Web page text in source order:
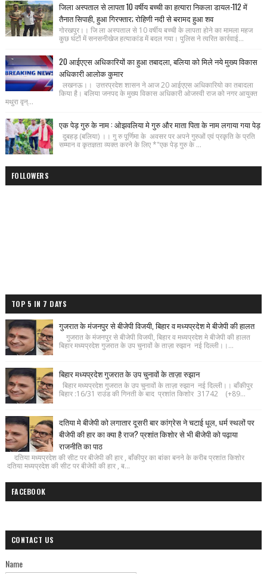
जिला अस्पताल से लापता 10 वर्षीय बच्ची का हत्यारा निकला डायल-112 में
तैनात सिपाही, हुआ गिरफ्तार; रोहिणी नदी से बरामद हुआ शव
गोरखपुर।। जि ला अस्पताल से 10 वर्षीय बच्ची के लापता होने का मामला महज
कुछ घंटों में सनसनीखेज हत्याकांड में बदल गया। पुलिस ने त्वरित कार्रवाई...
20 आईएएस अधिकारियों का हुआ तबादला, बलिया को मिले नये मुख्य विकास
अधिकारी आलोक कुमार
लखनऊ।। उत्तरप्रदेश शासन ने आज 20 आईएएस अधिकारियो का तबादला
किया है। बलिया जनपद के मुख्य विकास अधिकारी ओजस्वी राज को नगर आयुक्त
मथुरा वृन्...
एक पेड़ गुरु के नाम : ओझवलिया मे गुरु और माता पिता के नाम लगाया गया पेड़
दुबहड़ (बलिया) ।। गु रु पूर्णिमा के अवसर पर अपने गुरुओं एवं प्रकृति के प्रति
सम्मान व कृतज्ञता व्यक्त करने के लिए *"एक पेड़ गुरु के ...
FOLLOWERS
TOP 5 IN 7 DAYS
गुजरात के मंजनपुर से बीजेपी विजयी, बिहार व मध्यप्रदेश मे बीजेपी की हालत
गुजरात के मंजनपुर से बीजेपी विजयी, बिहार व मध्यप्रदेश मे बीजेपी की हालत
बिहार मध्यप्रदेश गुजरात के उप चुनावों के ताज़ा रुझान नई दिल्ली।।...
बिहार मध्यप्रदेश गुजरात के उप चुनावों के ताज़ा रुझान
बिहार मध्यप्रदेश गुजरात के उप चुनावों के ताज़ा रुझान नई दिल्ली।। बाँकीपुर
बिहार :16/31 राउंड की गिनती के बाद प्रशांत किशोर 31742 (+89...
दतिया मे बीजेपी को लगातार दूसरी बार कांग्रेस ने चटाई धूल, धर्म स्थलों पर
बीजेपी की हार का क्या है राज? प्रशांत किशोर से भी बीजेपी को पढ़ाया
राजनीति का पाठ
दतिया मध्यप्रदेश की सीट पर बीजेपी की हार , बाँकीपुर का बांका बनने के करीब प्रशांत किशोर
दतिया मध्यप्रदेश की सीट पर बीजेपी की हार , ब...
FACEBOOK
CONTACT US
Name